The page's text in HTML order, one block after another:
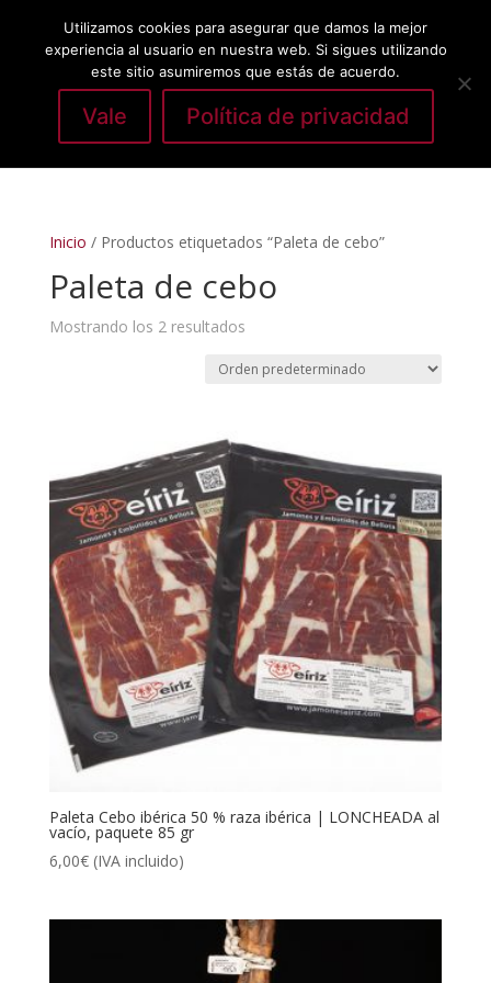
Seleccionar página
Inicio / Productos etiquetados “Paleta de cebo”
Paleta de cebo
Mostrando los 2 resultados
Paleta Cebo ibérica 50 % raza ibérica | LONCHEADA al
vacío, paquete 85 gr
6,00€ (IVA incluido)
Utilizamos cookies para asegurar que damos la mejor
experiencia al usuario en nuestra web. Si sigues utilizando
este sitio asumiremos que estás de acuerdo.
Vale Política de privacidad